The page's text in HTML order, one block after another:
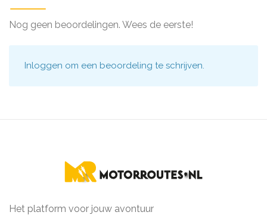
Nog geen beoordelingen. Wees de eerste!
Inloggen om een beoordeling te schrijven.
Het platform voor jouw avontuur